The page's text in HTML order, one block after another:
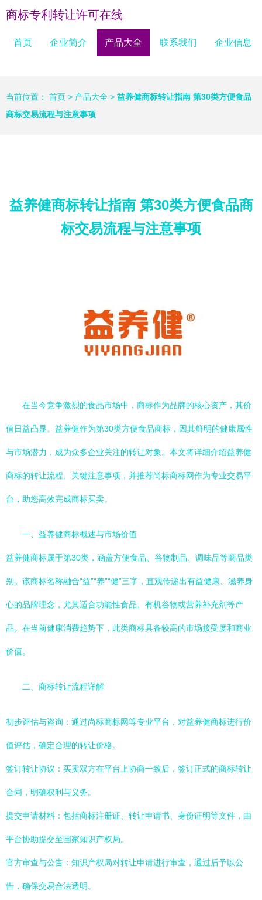
商标专利转让许可在线
首页 企业简介 产品大全 联系我们 企业信息
当前位置： 首页 > 产品大全 > 益养健商标转让指南 第30类方便食品
商标交易流程与注意事项
益养健商标转让指南 第30类方便食品商
标交易流程与注意事项
在当今竞争激烈的食品市场中，商标作为品牌的核心资产，其价
值日益凸显。益养健作为第30类方便食品商标，因其鲜明的健康属性
与市场潜力，成为众多企业关注的转让对象。本文将详细介绍益养健
商标的转让流程、关键注意事项，并推荐尚标商标网作为专业交易平
台，助您高效完成商标买卖。
一、益养健商标概述与市场价值
益养健商标属于第30类，涵盖方便食品、谷物制品、调味品等商品类
别。该商标名称融合“益”“养”“健”三字，直观传递出有益健康、滋养身
心的品牌理念，尤其适合功能性食品、有机谷物或营养补充剂等产
品。在当前健康消费趋势下，此类商标具备较高的市场接受度和商业
价值。
二、商标转让流程详解
初步评估与咨询：通过尚标商标网等专业平台，对益养健商标进行价
值评估，确定合理的转让价格。
签订转让协议：买卖双方在平台上协商一致后，签订正式的商标转让
合同，明确权利与义务。
提交申请材料：包括商标注册证、转让申请书、身份证明等文件，由
平台协助提交至国家知识产权局。
官方审查与公告：知识产权局对转让申请进行审查，通过后予以公
告，确保交易合法透明。